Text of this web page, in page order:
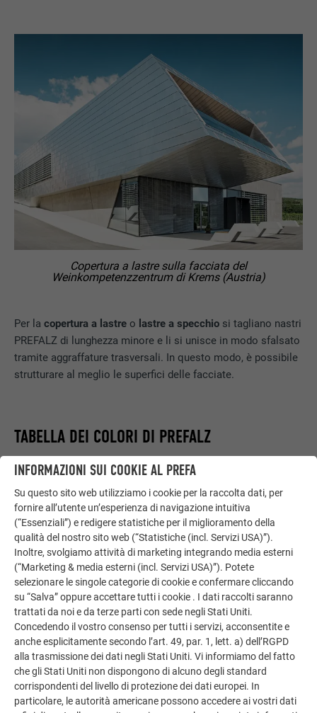
Per lacopertura a lastre o lastre a specchio si tagliano nastri
PREFALZ di lunghezza minore e li si unisce in modo sfalsato
tramite aggraffature trasversali. In questo modo, è possibile
strutturare al meglio le superfici delle facciate.
Copertura a lastre sulla facciata del
Weinkompetenzzentrum di Krems (Austria)
TABELLA DEI COLORI DI PREFALZ
La gamma di colori di PREFALZ è molto vasta e ciò
consente molte possibilità di allestimento della facciata. I
seguenti colori per facciata sono disponibili come colori
standard:
PANORAMICA SUI COLORI (20)
COLORE DESIGNAZIONE SIMILE AL COLORE RAL
01 P.10 marrone 7013
INFORMAZIONI SUI COOKIE AL PREFA
Su questo sito web utilizziamo i cookie per la raccolta dati, per
fornire all’utente un’esperienza di navigazione intuitiva
(“Essenziali”) e redigere statistiche per il miglioramento della
qualità del nostro sito web (“Statistiche (incl. Servizi USA)”).
Inoltre, svolgiamo attività di marketing integrando media esterni
(“Marketing & media esterni (incl. Servizi USA)”). Potete
selezionare le singole categorie di cookie e confermare cliccando
su “Salva” oppure accettare tutti i cookie . I dati raccolti saranno
trattati da noi e da terze parti con sede negli Stati Uniti.
Concedendo il vostro consenso per tutti i servizi, acconsentite e
anche esplicitamente secondo l’art. 49, par. 1, lett. a) dell’RGPD
alla trasmissione dei dati negli Stati Uniti. Vi informiamo del fatto
che gli Stati Uniti non dispongono di alcuno degli standard
corrispondenti del livello di protezione dei dati europei. In
particolare, le autorità americane possono accedere ai vostri dati